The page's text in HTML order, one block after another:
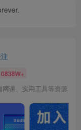
课、实用工具等资源